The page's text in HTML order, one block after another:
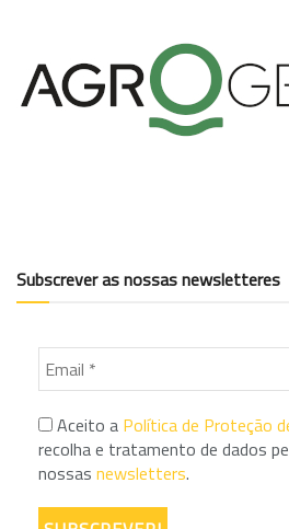
Subscrever as nossas newsletteres
Aceito a Política de Proteção
recolha e tratamento de dados
nossas newsletters.